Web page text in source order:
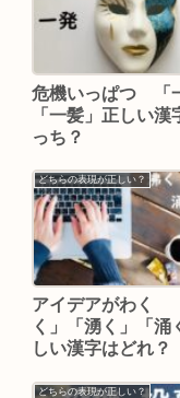
危機いっぱつ 「
「一髪」正しい漢
っち？
どちらの表現が正しい？
アイデアがわく
く」「湧く」「涌
しい漢字はどれ？
どちらの表現が正しい？